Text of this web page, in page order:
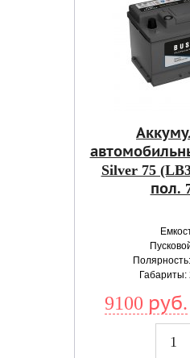
Silver 75
пол.
9100 руб.